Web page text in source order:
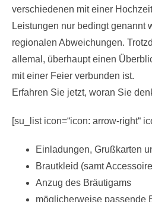
verschiedenen mit einer
Leistungen nur bedingt genannt
regionalen Abweichungen.
allemal, überhaupt einen
mit einer Feier verbunden ist.
Erfahren Sie jetzt, woran Sie
[su_list icon=“icon: arrow-right“
Einladungen, Grußkarten
Brautkleid (samt
Anzug des Bräutigams
möglicherweise passende